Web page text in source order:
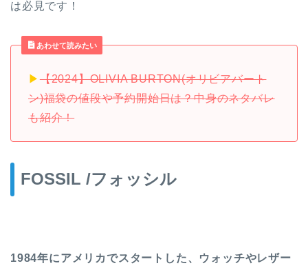
は必見です！
あわせて読みたい
▶︎【2024】OLIVIA BURTON(オリビアバート
ン)福袋の値段や予約開始日は？中身のネタバレ
も紹介！
FOSSIL /フォッシル
1984年にアメリカでスタートした、ウォッチやレザー